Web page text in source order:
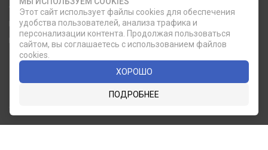
О КОМПАНИИ
КАТАЛОГ
ПРОИЗВОДИТЕЛИ
УСЛУГИ
НОВОСТИ
СТАТЬИ
КОНТАКТЫ
ОПЛАТА И
ДОСТАВКА
ВКОНТАКТЕ ИНСТАГРАМ
Этот сайт использует файлы cookies для обеспечения
удобства пользователей, анализа трафика и
персонализации контента. Продолжая пользоваться
сайтом, вы соглашаетесь с использованием файлов
cookies.
ХОРОШО
ПОДРОБНЕЕ